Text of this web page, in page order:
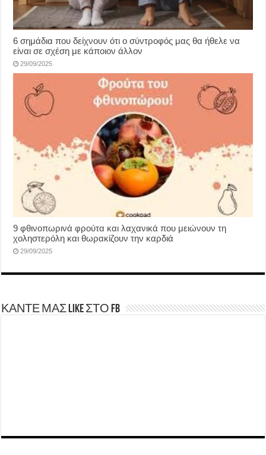
6 σημάδια που δείχνουν ότι ο σύντροφός μας θα ήθελε να
είναι σε σχέση με κάποιον άλλον
29/09/2025
9 φθινοπωρινά φρούτα και λαχανικά που μειώνουν τη
χοληστερόλη και θωρακίζουν την καρδιά
29/09/2025
ΚΑΝΤΕ ΜΑΣ LIKE ΣΤΟ FB